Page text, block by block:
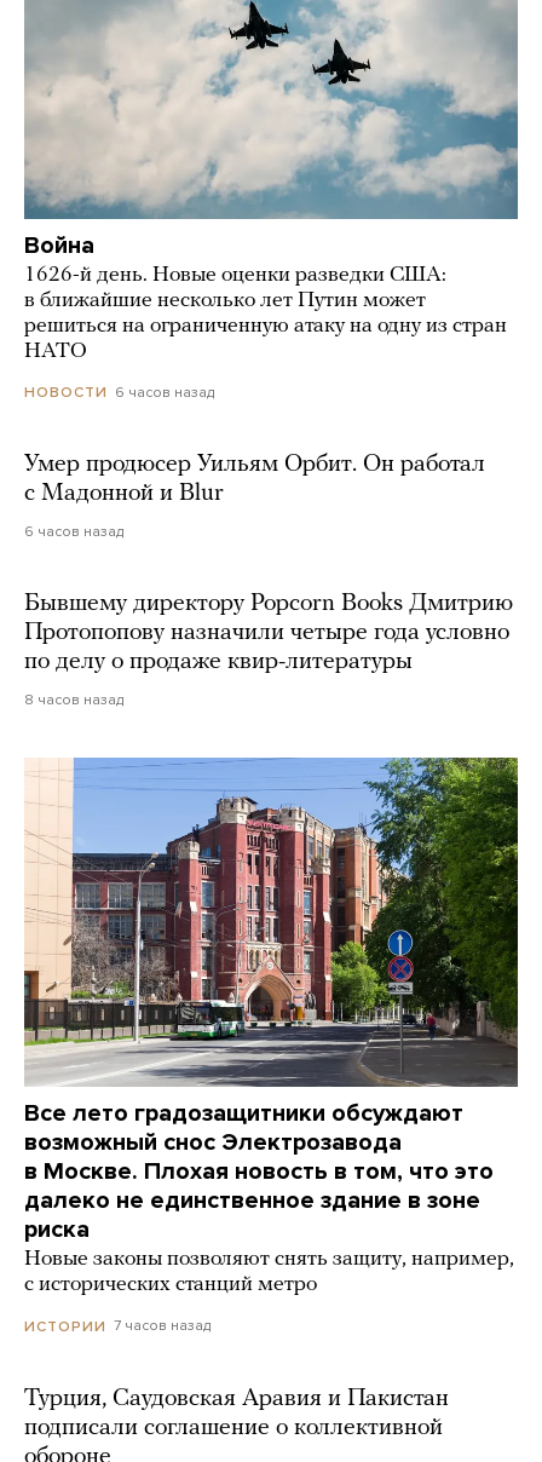
Война
1626-й день. Новые оценки разведки США:
в ближайшие несколько лет Путин может
решиться на ограниченную атаку на одну из стран
НАТО
НОВОСТИ 6 часов назад
Умер продюсер Уильям Орбит. Он работал
с Мадонной и Blur
6 часов назад
Бывшему директору Popcorn Books Дмитрию
Протопопову назначили четыре года условно
по делу о продаже квир-литературы
8 часов назад
Все лето градозащитники обсуждают
возможный снос Электрозавода
в Москве. Плохая новость в том, что это
далеко не единственное здание в зоне
риска
Новые законы позволяют снять защиту, например,
с исторических станций метро
ИСТОРИИ 7 часов назад
Турция, Саудовская Аравия и Пакистан
подписали соглашение о коллективной
обороне